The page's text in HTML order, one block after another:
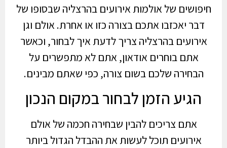
חיפושים של אולמות אירועים בהרצליה שבסופו של
דבר יאכזבו אתכם בצורה כזו או אחרת. אולם וגן
אירועים בהרצליה צריך לדעת איך לבחור, וכאשר
אתם בוחרים אודאון, אתם לא מתפשרים על
הבחירה שלכם בשום צורה, כפי שאתם מבינים.
הגיע הזמן לבחור במקום הנכון
אתם צריכים להבין שבחירה חכמה של אולם
אירועים תוכל לעשות את ההבדל הגדול ביותר